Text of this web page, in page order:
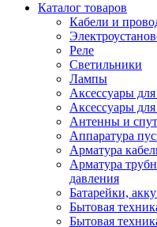
Каталог товаров
Кабели и
Реле
Светильники
Лампы
Аксессуары
Аксессуары
Антенны и
Аппаратура
Арматура
Арматура
давления
Батарейки,
Бытовая
Бытовая